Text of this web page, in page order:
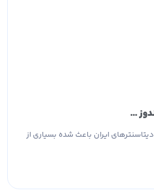
آموزش تنظیم DNS در ویندوز و لینوکس + لیست بهترین DNS ها
محدودیت‌های اخیر روی DNS دیتاسنترهای ایران باعث شده بسیاری از